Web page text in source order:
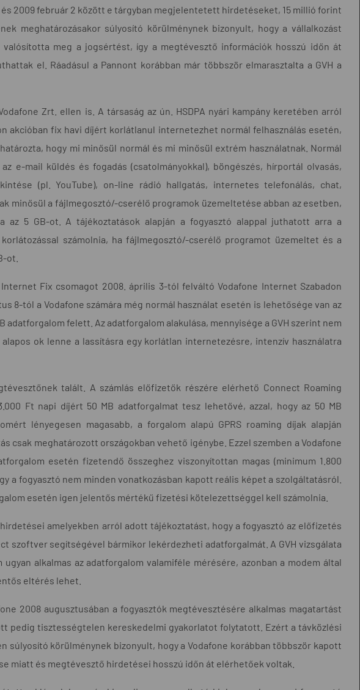
és 2009 február 2 között e tárgyban megjelentetett hirdetéseket, 15 millió forint
meghatározásakor súlyosító körülménynek bizonyult, hogy a vállalkozást
meg a jogsértést, így a megtévesztő információk hosszú időn át
el. Ráadásul a Pannont korábban már többször elmarasztalta a GVH a
Zrt. ellen is. A társaság az ún. HSDPA nyári kampány keretében arról
akcióban fix havi díjért korlátlanul internetezhet normál felhasználás esetén,
hogy mi minősül normál és mi minősül extrém használatnak. Normál
e-mail küldés és fogadás (csatolmányokkal), böngészés, hírportál olvasás,
(pl. YouTube), on-line rádió hallgatás, internetes telefonálás, chat,
minősül a fájlmegosztó/-cserélő programok üzemeltetése abban az esetben,
az 5 GB-ot. A tájékoztatások alapján a fogyasztó alappal juthatott arra a
számolnia, ha fájlmegosztó/-cserélő programot üzemeltet és a
ot.
Fix csomagot 2008. április 3-tól felváltó Vodafone Internet Szabadon
8-tól a Vodafone számára még normál használat esetén is lehetősége van az
adatforgalom felett. Az adatforgalom alakulása, mennyisége a GVH szerint nem
ok lenne a lassításra egy korlátlan internetezésre, intenzív használatra
talált. A számlás előfizetők részére elérhető Connect Roaming
Ft napi díjért 50 MB adatforgalmat tesz lehetővé, azzal, hogy az 50 MB
lényegesen magasabb, a forgalom alapú GPRS roaming díjak alapján
csak meghatározott országokban vehető igénybe. Ezzel szemben a Vodafone
esetén fizetendő összeghez viszonyítottan magas (minimum 1.800
a fogyasztó nem minden vonatkozásban kapott reális képet a szolgáltatásról.
esetén igen jelentős mértékű fizetési kötelezettséggel kell számolnia.
amelyekben arról adott tájékoztatást, hogy a fogyasztó az előfizetés
szoftver segítségével bármikor lekérdezheti adatforgalmát. A GVH vizsgálata
alkalmas az adatforgalom valamiféle mérésére, azonban a modem által
eltérés lehet.
2008 augusztusában a fogyasztók megtévesztésére alkalmas magatartást
pedig tisztességtelen kereskedelmi gyakorlatot folytatott. Ezért a távközlési
súlyosító körülménynek bizonyult, hogy a Vodafone korábban többször kapott
miatt és megtévesztő hirdetései hosszú időn át elérhetőek voltak.